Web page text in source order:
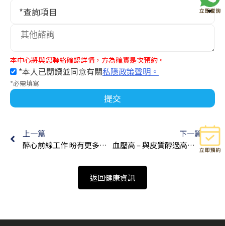
*查詢項目
本中心將與您聯絡確認詳情，方為確實是次預約。
*本人已閱讀並同意有關私隱政策聲明。
*必需填寫
提交
上一篇
醉心前線工作 昐有更多空間為病人診症 黃卓力醫生：珍惜與每一位病人的相遇和相處
下一篇
血壓高 – 與皮質醇過高有關?
返回健康資訊